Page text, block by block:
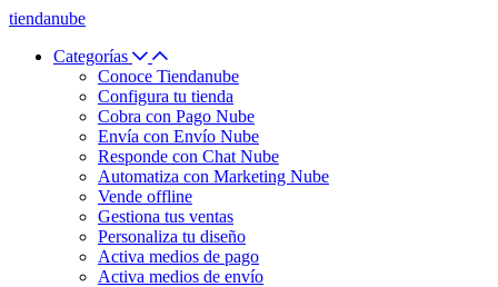
tiendanube
Categorías
Conoce Tiendanube
Configura tu tienda
Cobra con Pago Nube
Envía con Envío Nube
Responde con Chat Nube
Automatiza con Marketing Nube
Vende offline
Gestiona tus ventas
Personaliza tu diseño
Activa medios de pago
Activa medios de envío